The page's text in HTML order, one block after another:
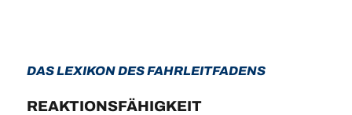
DAS LEXIKON DES FAHRLEITFADENS
REAKTIONSFÄHIGKEIT